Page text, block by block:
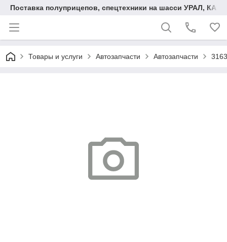
Поставка полуприцепов, спецтехники на шасси УРАЛ,
Товары и услуги Автозапчасти Автозапчасти